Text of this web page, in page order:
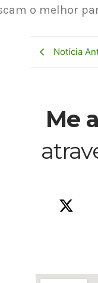
o melhor
Notícia
Me